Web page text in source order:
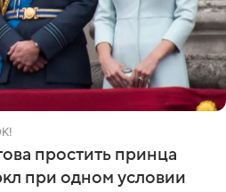
простить принца
при одном условии